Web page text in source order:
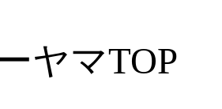
ヤマTOP